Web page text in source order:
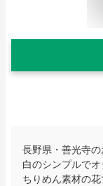
長野県・善光寺
白のシンプルで
ちりめん素材の